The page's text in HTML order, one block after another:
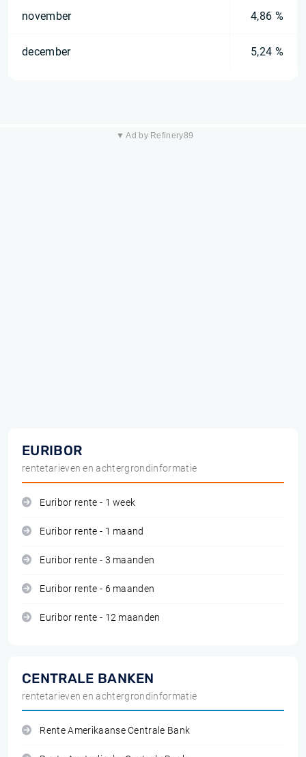
november 4,86 %
december 5,24 %
▼ Ad by Refinery89
EURIBOR
rentetarieven en achtergrondinformatie
Euribor rente - 1 week
Euribor rente - 1 maand
Euribor rente - 3 maanden
Euribor rente - 6 maanden
Euribor rente - 12 maanden
CENTRALE BANKEN
rentetarieven en achtergrondinformatie
Rente Amerikaanse Centrale Bank